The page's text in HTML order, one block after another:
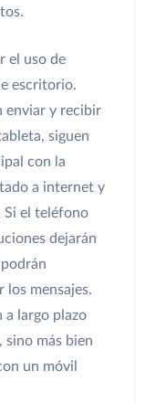
el uso de
escritorio.
enviar y recibir
siguen
con la
a internet y
Si el teléfono
dejarán
los mensajes.
a largo plazo
más bien
un móvil